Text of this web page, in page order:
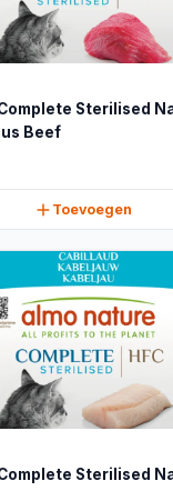
Sterilised
Beef
Toevoegen
Sterilised